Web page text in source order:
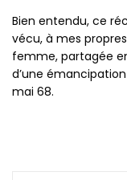
Bien entendu, ce
vécu, à mes
femme, partagée
d’une
mai 68.